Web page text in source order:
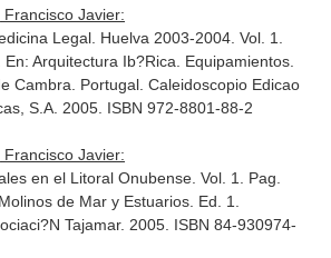
Javier:
Legal. Huelva 2003-2004. Vol. 1.
En: Arquitectura Ib?Rica. Equipamientos.
Cambra. Portugal. Caleidoscopio Edicao
S.A. 2005. ISBN 972-8801-88-2
Javier:
en el Litoral Onubense. Vol. 1. Pag.
de Mar y Estuarios. Ed. 1.
Tajamar. 2005. ISBN 84-930974-